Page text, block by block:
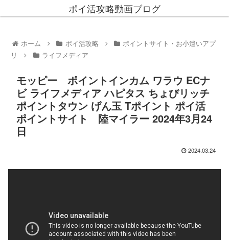
ポイ活攻略動画ブログ
ホーム ポイ活攻略
ポイントサイト・お小遣いアプ
リ
ライフメディア
モッピー ポイントインカム ワラウ ECナ
ビ ライフメディア ハピタス ちょびリッチ
ポイントタウン げん玉 Tポイント ポイ活
ポイントサイト 陸マイラー 2024年3月24
日
2024.03.24